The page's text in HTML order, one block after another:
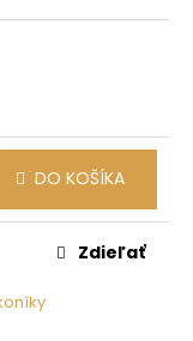
DO KOŠÍKA
Zdieľať